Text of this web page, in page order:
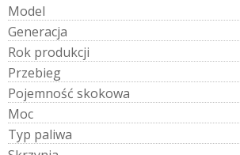
Model
Generacja
Rok produkcji
Przebieg
Pojemność skokowa
Moc
Typ paliwa